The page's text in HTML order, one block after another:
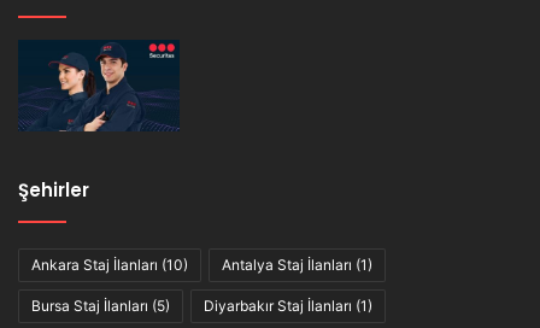
Şehirler
Ankara Staj İlanları (10) Antalya Staj İlanları (1)
Bursa Staj İlanları (5) Diyarbakır Staj İlanları (1)